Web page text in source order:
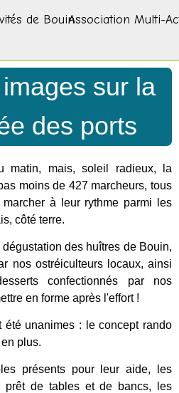
Association Multi-
sur la
des ports
matin, mais, soleil radieux, la
moins de 427 marcheurs, tous
à leur rythme parmi les
côté terre.
des huîtres de Bouin,
nos ostréiculteurs locaux, ainsi
confectionnés par nos
en forme après l'effort !
été unanimes : le concept rando
plus.
présents pour leur aide, les
prêt de tables et de bancs, les